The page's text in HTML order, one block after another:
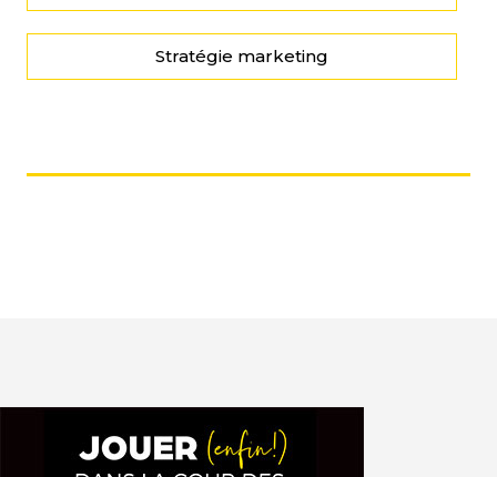
Stratégie marketing